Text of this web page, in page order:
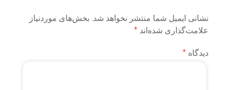
نشانی ایمیل شما منتشر نخواهد شد. بخش‌های موردنیاز
علامت‌گذاری شده‌اند *
دیدگاه *